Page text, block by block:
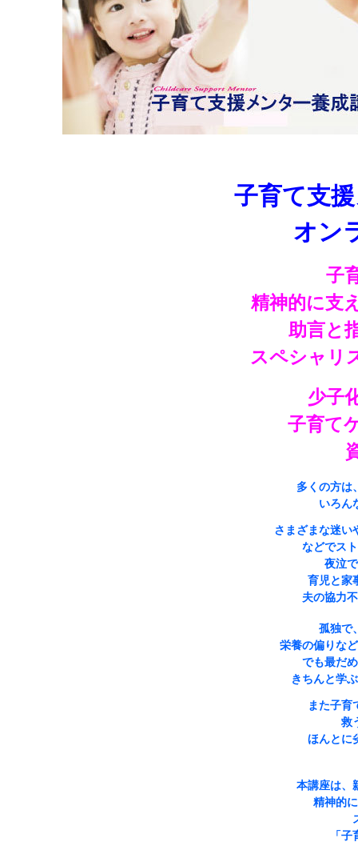
子育て支
オン
子
精神的に支
助言と
スペシャリ
少子
子育て
多くの方は
いろん
さまざまな迷い
などでス
夜泣で
育児と家
夫の協力
孤独で
栄養の偏りな
でも最だ
きちんと学
また子育
救
ほんとに
本講座は、
精神的
「